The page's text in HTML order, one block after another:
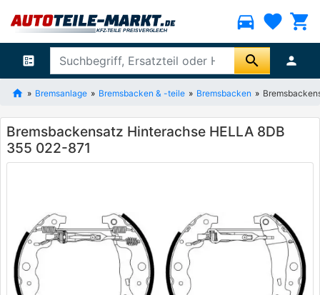
directions_car favorite shopping_cart
ballot search person
Bremsanlage Bremsbacken & -teile Bremsbacken
Bremsbackensatz Hinterachse HELLA 8DB
355 022-871